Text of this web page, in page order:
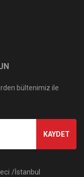
bültenimiz ile
KAYDET
/İstanbul